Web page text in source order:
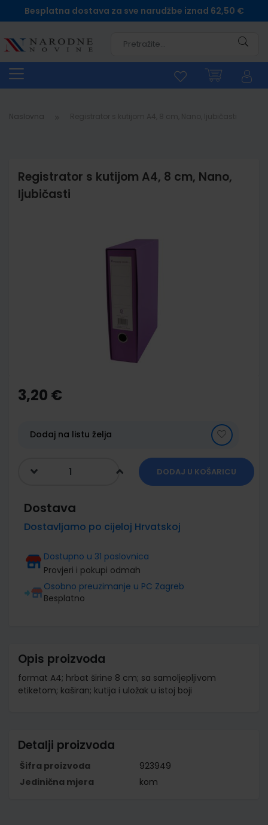
Besplatna dostava za sve narudžbe iznad 62,50 €
Naslovna
Registrator s kutijom A4, 8 cm, Nano,
ljubičasti
the
beginning
gallery
3,20 €
Dodaj na listu želja
DODAJ U KOŠARICU
Dostava
Dostavljamo po cijeloj Hrvatskoj
Dostupno u 31 poslovnica
Provjeri i pokupi odmah
Osobno preuzimanje u PC Zagreb
Besplatno
Opis proizvoda
format A4; hrbat širine 8 cm; sa samoljepljivom
etiketom; kaširan; kutija i uložak u istoj boji
Detalji proizvoda
Šifra proizvoda
923949
Jedinična mjera
kom